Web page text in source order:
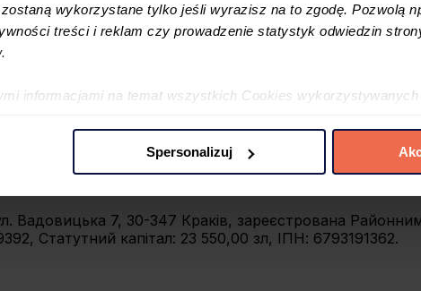
wykorzystane tylko jeśli wyrazisz na to zgodę. Pozwolą
treści i reklam czy prowadzenie statystyk odwiedzin
informacjami na temat wszystkich Cookies
się w lewym dolnym rogu na każdej z naszych podstron.
Spersonalizuj
Вадовицька 7, 30-347 Краків, зареєстрована
Статутний капітал: 23 550,00 зл, ІПН: 6793191362.